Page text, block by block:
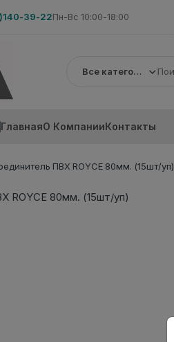
39-22Пн-Вс 10:00-18:00
Все категории
ГлавнаяО КомпанииКонтакты
ПВХ ROYCE 80мм. (15шт/уп)